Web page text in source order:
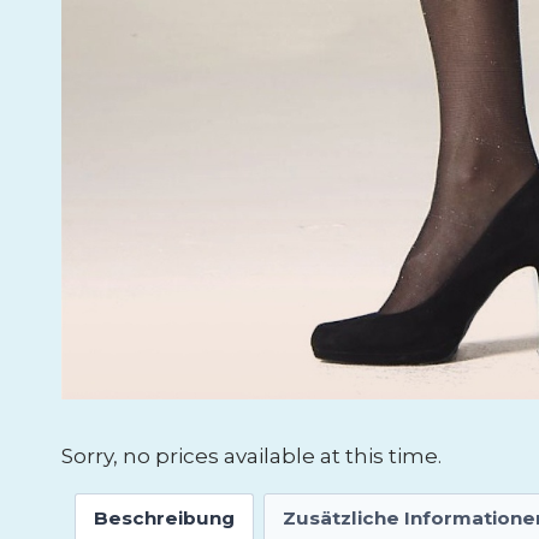
Sorry, no prices available at this time.
Beschreibung Zusätzliche